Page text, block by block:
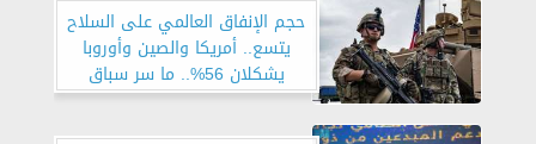
حجم الإنفاق العالمي على السلاح
يتسع.. أمريكا والصين وأوروبا
يشكلان 56%.. ما سر سباق
التسلح العالمي؟